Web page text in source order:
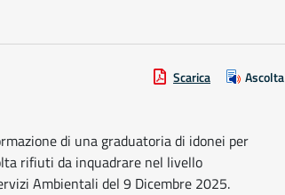
Scarica Ascolta
di una graduatoria di idonei per
rifiuti da inquadrare nel livello
Ambientali del 9 Dicembre 2025.